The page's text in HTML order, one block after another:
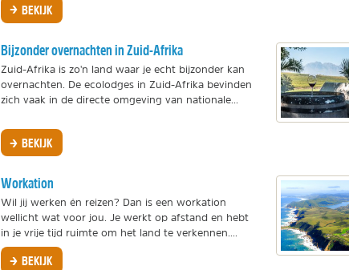
BEKIJK
Bijzonder overnachten in Zuid-Afrika
Zuid-Afrika is zo'n land waar je echt bijzonder kan
overnachten. De ecolodges in Zuid-Afrika bevinden
zich vaak in de directe omgeving van nationale...
BEKIJK
Workation
Wil jij werken én reizen? Dan is een workation
wellicht wat voor jou. Je werkt op afstand en hebt
in je vrije tijd ruimte om het land te verkennen....
BEKIJK